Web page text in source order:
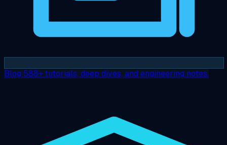
Blog 588+ tutorials, deep dives, and engineering notes.